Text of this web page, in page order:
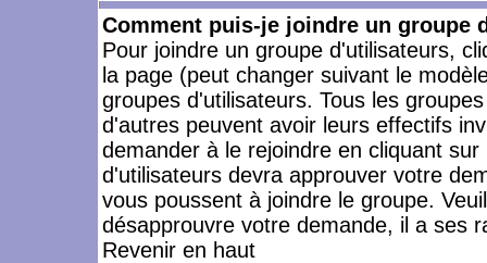
Comment puis-je joindre un groupe
Pour joindre un groupe d'utilisateurs,
la page (peut changer suivant le
groupes d'utilisateurs. Tous les
d'autres peuvent avoir leurs effectifs
demander à le rejoindre en cliquant
d'utilisateurs devra approuver votre
vous poussent à joindre le groupe.
désapprouvre votre demande, il a ses
Revenir en haut